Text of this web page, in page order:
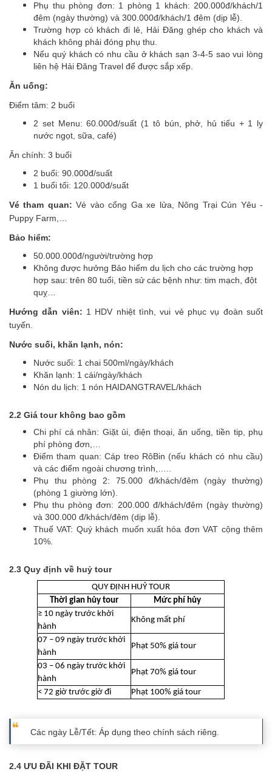
Phụ thu phòng đơn: 1 phòng 1 khách: 200.000đ/khách/1
đêm (ngày thường) và 300.000đ/khách/1 đêm (dịp lễ).
Trường hợp có khách đi lẻ, Hải Đăng ghép cho khách và
khách không phải đóng phụ thu.
Nếu quý khách có nhu cầu ở khách sạn 3-4-5 sao vui lòng
liên hệ Hải Đăng Travel để được sắp xếp.
Ăn uống:
Điểm tâm: 2 buổi
2 set Menu: 60.000đ/suất (1 tô bún, phở, hủ tiếu + 1 ly
nước ngọt, sữa, café)
Ăn chính: 3 buổi
2 buổi: 90.000đ/suất
1 buổi tối: 120.000đ/suất
Vé tham quan:Vé vào cổng Ga xe lửa, Nông Trại Cún Yêu -
Puppy Farm,…
Bảo hiểm:
50.000.000đ/người/trường hợp
Không được hưởng Bảo hiểm du lịch cho các trường hợp
hợp sau: trên 80 tuổi, tiền sử các bệnh như: tim mạch, đột
quỵ…
Hướng dẫn viên: 1 HDV nhiệt tình, vui vẻ phục vụ đoàn suốt
tuyến.
Nước suối, khăn lạnh, nón:
Nước suối: 1 chai 500ml/ngày/khách
Khăn lạnh: 1 cái/ngày/khách
Nón du lịch: 1 nón HAIDANGTRAVEL/khách
2.2 Giá tour không bao gồm
Chi phí cá nhân: Giặt ủi, điện thoại, ăn uống, tiền tip, phụ
phí phòng đơn,…
Điểm tham quan: Cáp treo RôBin (nếu khách có nhu cầu)
và các điểm ngoài chương trình,…..
Phụ thu phòng 2: 75.000 đ/khách/đêm (ngày thường)
(phòng 1 giường lớn).
Phụ thu phòng đơn: 200.000 đ/khách/đêm (ngày thường)
và 300.000 đ/khách/đêm (dịp lễ).
Thuế VAT: Quý khách muốn xuất hóa đơn VAT cộng thêm
10%.
2.3 Quy định về huỷ tour
QUY ĐỊNH HUỶ TOUR
Thời gian hủy tour
Mức phí hủy
≥ 10 ngày trước khởi
hành
Không mất phí
07 – 09 ngày trước khởi
hành
Phạt 50% giá tour
03 – 06 ngày trước khởi
hành
Phạt 70% giá tour
< 72 giờ trước giờ đi Phạt 100% giá tour
Các ngày Lễ/Tết: Áp dụng theo chính sách riêng.
2.4 ƯU ĐÃI KHI ĐẶT TOUR